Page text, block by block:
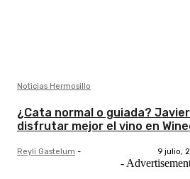
Noticias Hermosillo
¿Cata normal o guiada?
disfrutar mejor el vino en
Reyli Gastelum - 9 julio,
-